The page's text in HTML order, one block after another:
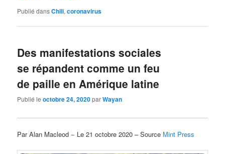
Publié dansChili,coronavirus
Des manifestations sociales
se répandent comme un feu
de paille en Amérique latine
Publié leoctobre 24, 2020parWayan
Par Alan Macleod − Le 21 octobre 2020 – Source Mint Press